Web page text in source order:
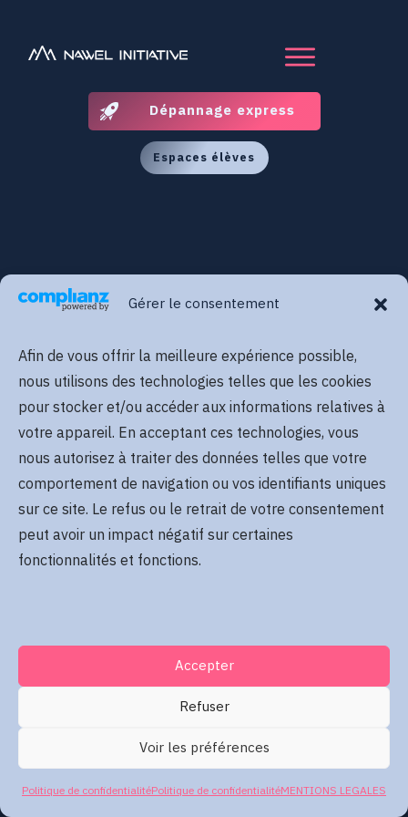
Gérer le consentement
Afin de vous offrir la meilleure expérience possible,
nous utilisons des technologies telles que les cookies
pour stocker et/ou accéder aux informations relatives à
votre appareil. En acceptant ces technologies, vous
nous autorisez à traiter des données telles que votre
comportement de navigation ou vos identifiants uniques
sur ce site. Le refus ou le retrait de votre consentement
peut avoir un impact négatif sur certaines
fonctionnalités et fonctions.
Accepter
Refuser
Voir les préférences
Politique de confidentialitéPolitique de confidentialitéMENTIONS LEGALES
Dépannage express
Espaces élèves
2026SIS2BIZ LLC